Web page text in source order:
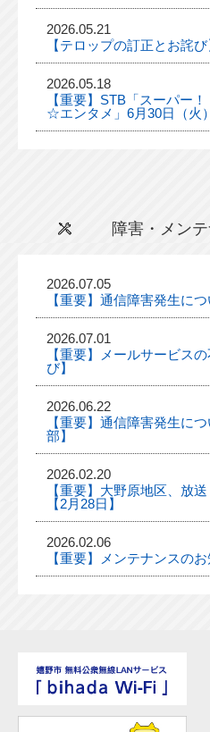
2026.05.21
【テロップの訂正とお詫び
2026.05.18
【重要】STB「スーパー
☆エンタメ」6月30日（火
障害・メン
2026.07.05
【重要】通信障害発生につ
2026.07.01
【重要】メールサービス
び】
2026.06.22
【重要】通信障害発生に
部】
2026.02.20
【重要】大野原地区、放
【2月28日】
2026.02.06
【重要】メンテナンスの